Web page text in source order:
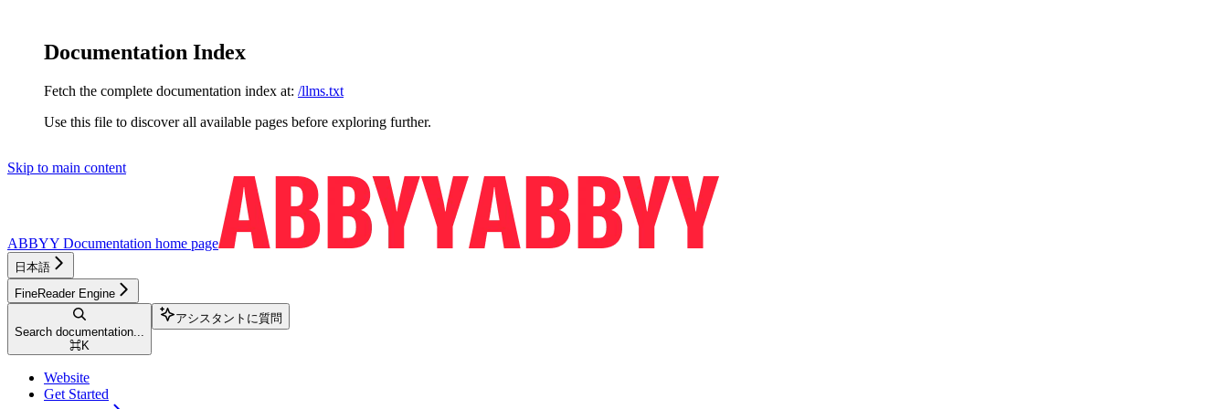
Documentation Index
Fetch the complete documentation index at: /llms.txt
Use this file to discover all available pages before exploring further.
Skip to main content
ABBYY Documentation home page
日本語
FineReader Engine
Search documentation...
⌘K
アシスタントに質問
Website
Get Started